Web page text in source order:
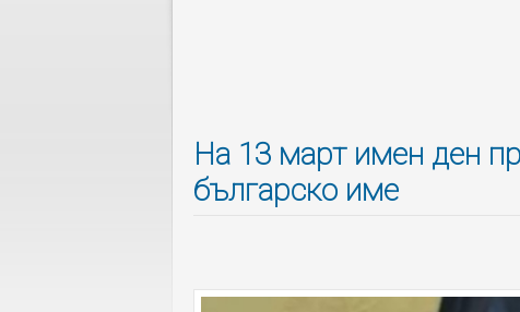
На 13 март имен ден
българско име